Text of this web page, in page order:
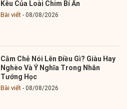
Kêu Của Loài Chim Bí Ẩn
Bài viết 08/08/2026
Cằm Chẻ Nói Lên Điều Gì? Giàu Hay
Nghèo Và Ý Nghĩa Trong Nhân
Tướng Học
Bài viết 08/08/2026